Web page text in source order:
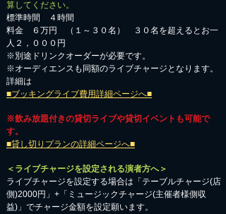
算してください。
標準時間 ４時間
料金 ６万円 （１～３０名） ３０名を超えるとお一
人２，０００円
※別途ドリンクオーダーが必要です。
※オーディエンスも同額のライブチャージとなります。
詳細は
■ブッキングライブ費用詳細ページへ■
※飲み放題付きの貸切ライブや貸切イベントも可能で
す。
■貸し切りプランの詳細ページへ■
＜ライブチャージを設定される演者方へ＞
ライブチャージを設定する場合は「テーブルチャージ(店
側)2000円」+「ミュージックチャージ(主催者様側収
益)」でチャージ金額を設定願います。